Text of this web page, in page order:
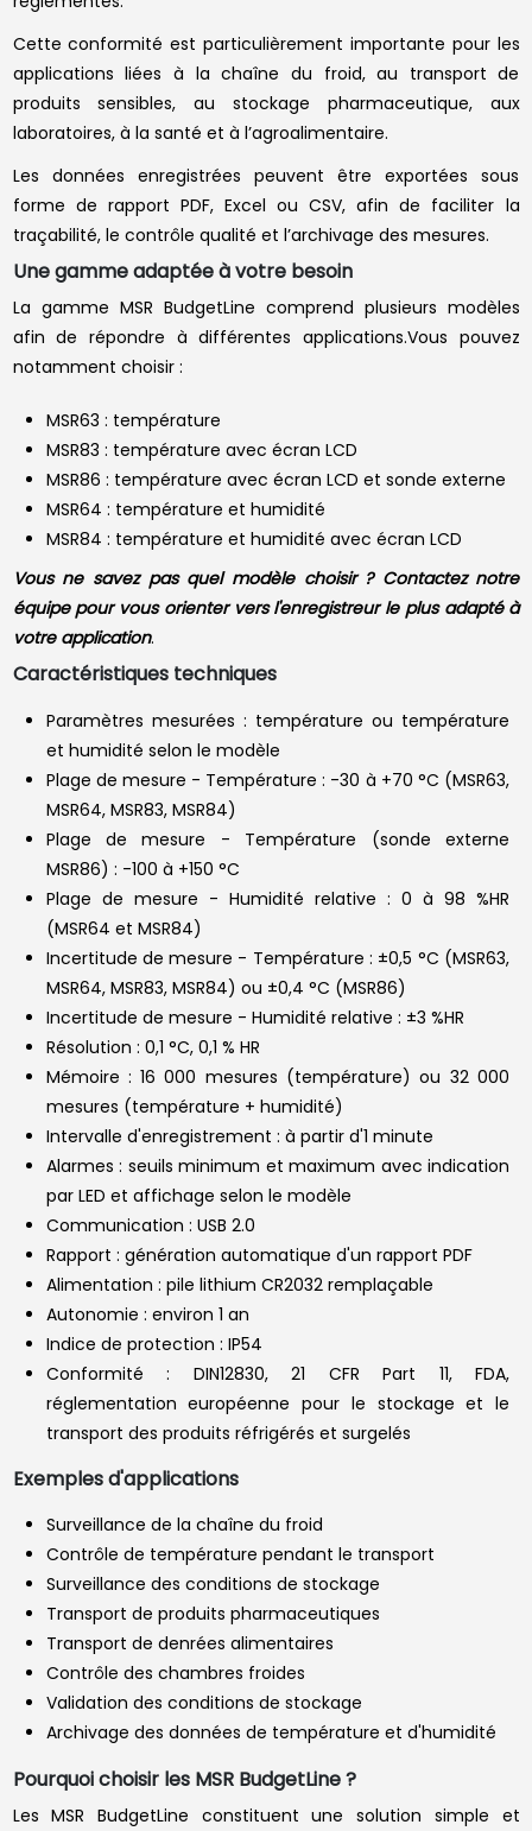
Cette conformité est particulièrement importante pour les
applications liées à la chaîne du froid, au transport de
produits sensibles, au stockage pharmaceutique, aux
laboratoires, à la santé et à l’agroalimentaire.
Les données enregistrées peuvent être exportées sous
forme de rapport PDF, Excel ou CSV, afin de faciliter la
traçabilité, le contrôle qualité et l’archivage des mesures.
Une gamme adaptée à votre besoin
La gamme MSR BudgetLine comprend plusieurs modèles
afin de répondre à différentes applications.Vous pouvez
notamment choisir :
MSR63 : température
MSR83 : température avec écran LCD
MSR86 : température avec écran LCD et sonde externe
MSR64 : température et humidité
MSR84 : température et humidité avec écran LCD
Vous ne savez pas quel modèle choisir ? Contactez notre
équipe pour vous orienter vers l'enregistreur le plus adapté à
votre application.
Caractéristiques techniques
Paramètres mesurées : température ou température
et humidité selon le modèle
Plage de mesure - Température : -30 à +70 °C (MSR63,
MSR64, MSR83, MSR84)
Plage de mesure - Température (sonde externe
MSR86) : -100 à +150 °C
Plage de mesure - Humidité relative : 0 à 98 %HR
(MSR64 et MSR84)
Incertitude de mesure - Température : ±0,5 °C (MSR63,
MSR64, MSR83, MSR84) ou ±0,4 °C (MSR86)
Incertitude de mesure - Humidité relative : ±3 %HR
Résolution : 0,1 °C, 0,1 % HR
Mémoire : 16 000 mesures (température) ou 32 000
mesures (température + humidité)
Intervalle d'enregistrement : à partir d'1 minute
Alarmes : seuils minimum et maximum avec indication
par LED et affichage selon le modèle
Communication : USB 2.0
Rapport : génération automatique d'un rapport PDF
Alimentation : pile lithium CR2032 remplaçable
Autonomie : environ 1 an
Indice de protection : IP54
Conformité : DIN12830, 21 CFR Part 11, FDA,
réglementation européenne pour le stockage et le
transport des produits réfrigérés et surgelés
Exemples d'applications
Surveillance de la chaîne du froid
Contrôle de température pendant le transport
Surveillance des conditions de stockage
Transport de produits pharmaceutiques
Transport de denrées alimentaires
Contrôle des chambres froides
Validation des conditions de stockage
Archivage des données de température et d'humidité
Pourquoi choisir les MSR BudgetLine ?
Les MSR BudgetLine constituent une solution simple et